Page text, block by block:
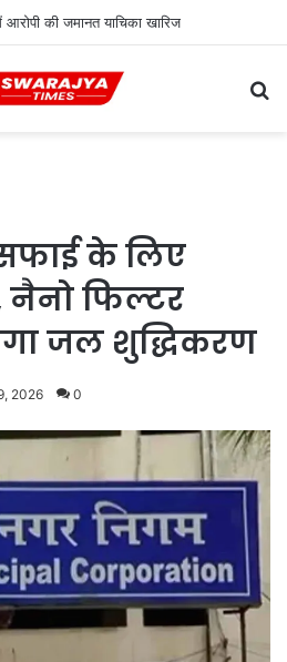
की जमानत याचिका खारिज
के लिए
नैनो फिल्टर
जल शुद्धिकरण
2026 0